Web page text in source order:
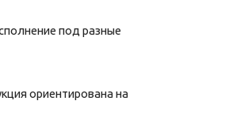
под разные
ориентирована на